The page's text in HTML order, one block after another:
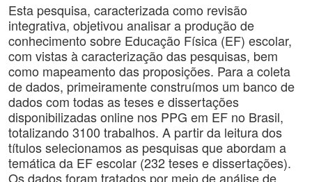
Esta pesquisa, caracterizada como revisão
integrativa, objetivou analisar a produção de
conhecimento sobre Educação Física (EF) escolar,
com vistas à caracterização das pesquisas, bem
como mapeamento das proposições. Para a coleta
de dados, primeiramente construímos um banco de
dados com todas as teses e dissertações
disponibilizadas online nos PPG em EF no Brasil,
totalizando 3100 trabalhos. A partir da leitura dos
títulos selecionamos as pesquisas que abordam a
temática da EF escolar (232 teses e dissertações).
Os dados foram tratados por meio de análise de